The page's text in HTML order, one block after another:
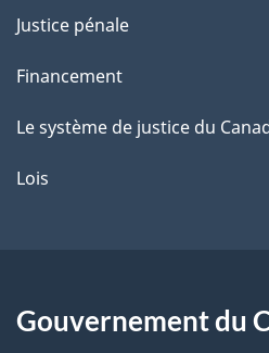
Justice pénale
Financement
Le système de justice du
Lois
Gouvernement du